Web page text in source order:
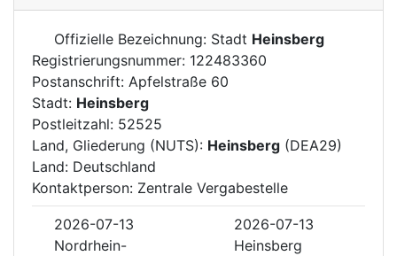
Offizielle Bezeichnung: Stadt Heinsberg
Registrierungsnummer: 122483360
Postanschrift: Apfelstraße 60
Stadt: Heinsberg
Postleitzahl: 52525
Land, Gliederung (NUTS): Heinsberg (DEA29)
Land: Deutschland
Kontaktperson: Zentrale Vergabestelle
2026-07-13
2026-07-13
Nordrhein-
Heinsberg